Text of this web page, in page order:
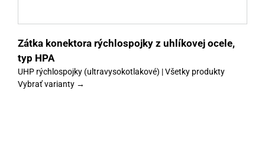
Zátka konektora rýchlospojky z uhlíkovej ocele,
typ HPA
UHP rýchlospojky (ultravysokotlakové) | Všetky produkty
Vybrať varianty →